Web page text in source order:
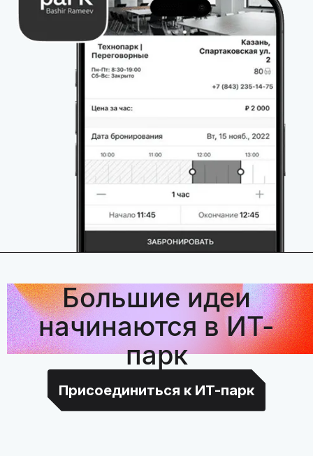
Большие идеи
начинаются в ИТ-
парк
Присоединиться к ИТ-парк